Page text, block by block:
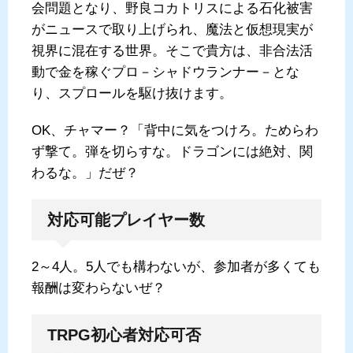
会問題となり、野良コカトリスによる石化被害
がニュースで取り上げられ、魔法と仮想現実が
視界に混在する世界。そこで貴方は、非合法活
動で金を稼ぐプロ－シャドウランナー－とな
り、スプロールを駆け抜けます。
OK、チャマー？「背中に気をつけろ。ためらわ
ず撃て。弾を切らすな。ドラゴンには絶対、関
わるな。」だぜ？
対応可能プレイヤー数
2～4人。5人でも構わないが、参加者が多くても
報酬は変わらないぜ？
TRPG初心者対応可否